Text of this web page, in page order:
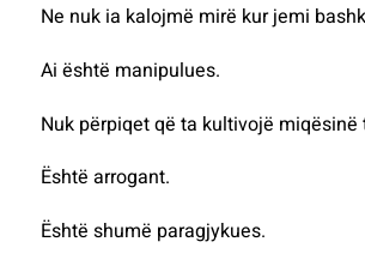
Ne nuk ia kalojmë mirë kur jemi
Ai është manipulues.
Nuk përpiqet që ta kultivojë miqësinë
Është arrogant.
Është shumë paragjykues.